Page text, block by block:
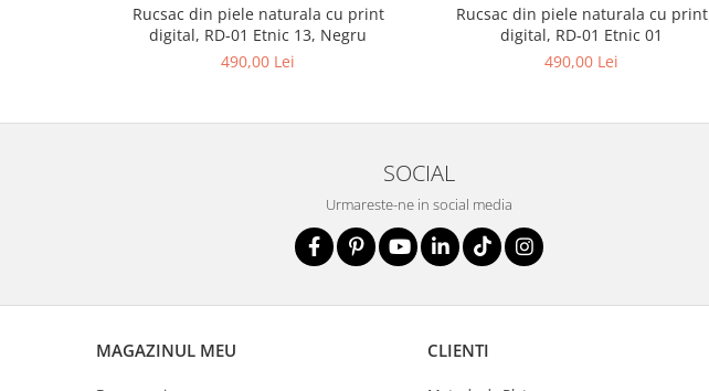
Rucsac din piele naturala cu print
digital, RD-01 Etnic 13, Negru
490,00 Lei
Rucsac din piele naturala cu print
digital, RD-01 Etnic 01
490,00 Lei
SOCIAL
Urmareste-ne in social media
MAGAZINUL MEU CLIENTI